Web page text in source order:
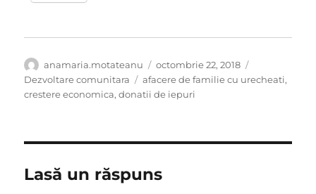
Autor
anamaria.motateanu
Publicat
pe
octombrie 22, 2018
Dezvoltare comunitara
Etichete
afacere de familie cu urecheati,
crestere economica,donatii de iepuri
Lasă un răspuns